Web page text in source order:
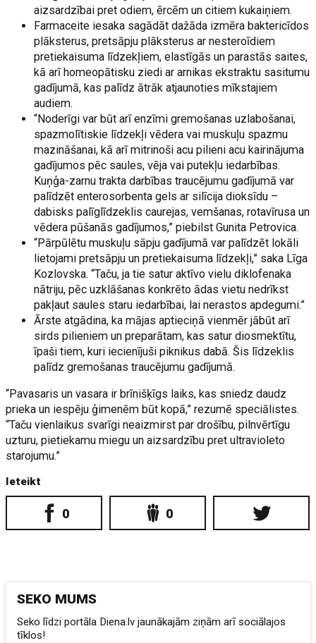
aizsardzībai pret odiem, ērcēm un citiem kukaiņiem.
Farmaceite iesaka sagādāt dažāda izmēra baktericīdos
plāksterus, pretsāpju plāksterus ar nesteroīdiem
pretiekaisuma līdzekļiem, elastīgās un parastās saites,
kā arī homeopātisku ziedi ar arnikas ekstraktu sasitumu
gadījumā, kas palīdz ātrāk atjaunoties mīkstajiem
audiem.
“Noderīgi var būt arī enzīmi gremošanas uzlabošanai,
spazmolītiskie līdzekļi vēdera vai muskuļu spazmu
mazināšanai, kā arī mitrinoši acu pilieni acu kairinājuma
gadījumos pēc saules, vēja vai putekļu iedarbības.
Kuņģa-zarnu trakta darbības traucējumu gadījumā var
palīdzēt enterosorbenta gels ar silīcija dioksīdu –
dabisks palīglīdzeklis caurejas, vemšanas, rotavīrusa un
vēdera pūšanās gadījumos,” piebilst Gunita Petrovica.
“Pārpūlētu muskuļu sāpju gadījumā var palīdzēt lokāli
lietojami pretsāpju un pretiekaisuma līdzekļi,” saka Līga
Kozlovska. “Taču, ja tie satur aktīvo vielu diklofenaka
nātriju, pēc uzklāšanas konkrēto ādas vietu nedrīkst
pakļaut saules staru iedarbībai, lai nerastos apdegumi.”
Ārste atgādina, ka mājas aptieciņā vienmēr jābūt arī
sirds pilieniem un preparātam, kas satur diosmektītu,
īpaši tiem, kuri iecienījuši piknikus dabā. Šis līdzeklis
palīdz gremošanas traucējumu gadījumā.
“Pavasaris un vasara ir brīnišķīgs laiks, kas sniedz daudz
prieka un iespēju ģimenēm būt kopā,” rezumē speciālistes.
“Taču vienlaikus svarīgi neaizmirst par drošību, pilnvērtīgu
uzturu, pietiekamu miegu un aizsardzību pret ultravioleto
starojumu.”
Ieteikt
0 0
SEKO MUMS
Seko līdzi portāla Diena.lv jaunākajām ziņām arī sociālajos
tīklos!